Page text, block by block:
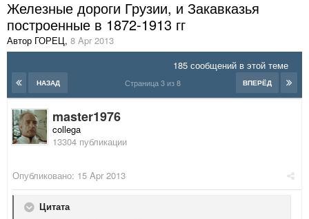
Железные дороги Грузии, и Закавказья
построенные в 1872-1913 гг
Автор ГОРЕЦ, 8 Apr 2013
185 сообщений в этой теме
НАЗАД ВПЕРЁД
Страница 3 из 8
master1976
collega
13304 публикации
Опубликовано: 15 Apr 2013
Цитата